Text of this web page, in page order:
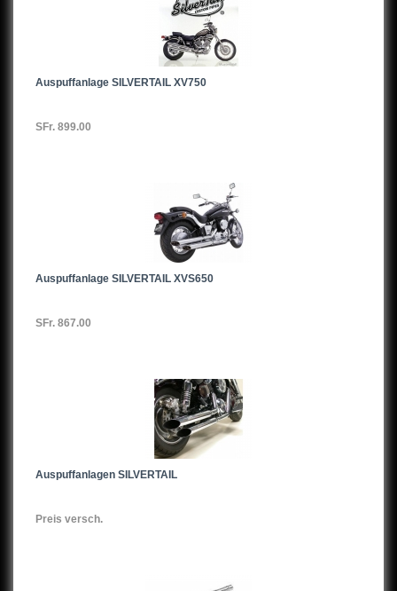
Auspuffanlage SILVERTAIL XV750
SFr. 899.00
Auspuffanlage SILVERTAIL XVS650
SFr. 867.00
Auspuffanlagen SILVERTAIL
Preis versch.